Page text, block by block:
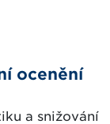
ocenění
a snižování